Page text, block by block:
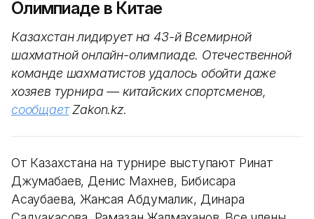
Олимпиаде в Китае
Казахстан лидирует на 43-й Всемирной
шахматной онлайн-олимпиаде. Отечественной
команде шахматистов удалось обойти даже
хозяев турнира — китайских спортсменов,
сообщаетZakon.kz.
От Казахстана на турнире выступают Ринат
Джумабаев, Денис Махнев, Бибисара
Асаубаева, Жансая Абдумалик, Динара